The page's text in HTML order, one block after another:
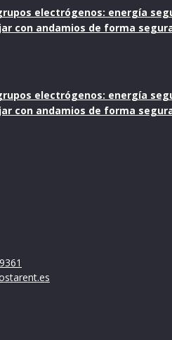
electrógenos: energía
con andamios de forma
electrógenos: energía
con andamios de forma